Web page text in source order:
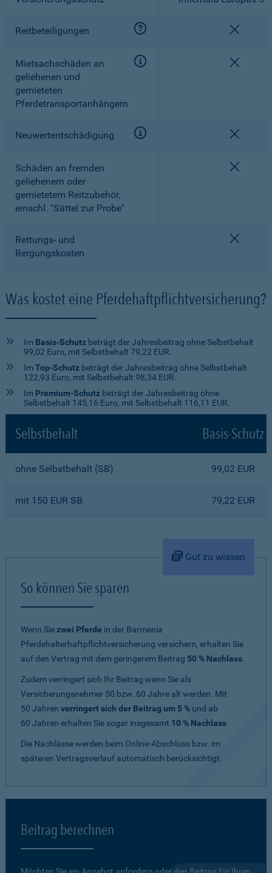
Reitbeteiligungen
Mietsachschäden an
geliehenen und
gemieteten
Pferdetransportanhängern
Neuwertentschädigung
Schäden an fremden
geliehenem oder
gemietetem Reitzubehör,
einschl. "Sättel zur Probe"
Rettungs- und
Bergungskosten
Was kostet eine Pferdehaftpflichtversicherung?
Im Basis-Schutz beträgt der Jahresbeitrag ohne Selbstbehalt
99,02 Euro, mit Selbstbehalt 79,22 EUR.
ImTop-Schutz beträgt der Jahresbeitrag ohne Selbstbehalt
122,93 Euro, mit Selbstbehalt 98,34 EUR.
Im Premium-Schutz beträgt der Jahresbeitrag ohne
Selbstbehalt 145,16 Euro, mit Selbstbehalt 116,11 EUR.
Selbstbehalt Basis-Schutz
ohne Selbstbehalt (SB) 99,02 EUR
mit 150 EUR SB 79,22 EUR
Gut zu wissen
So können Sie sparen
Wenn Siezwei Pferde in der Barmenia
Pferdehalterhaftpflichtversicherung versichern, erhalten Sie
auf den Vertrag mit dem geringerem Beitrag 50 % Nachlass.
Zudem verringert sich Ihr Beitrag wenn Sie als
Versicherungsnehmer 50 bzw. 60 Jahre alt werden. Mit
50 Jahren verringert sich der Beitrag um 5 % und ab
60 Jahren erhalten Sie sogar insgesamt 10 % Nachlass.
Die Nachlässe werden beim Online-Abschluss bzw. im
späteren Vertragsverlauf automatisch berücksichtigt.
Beitrag berechnen